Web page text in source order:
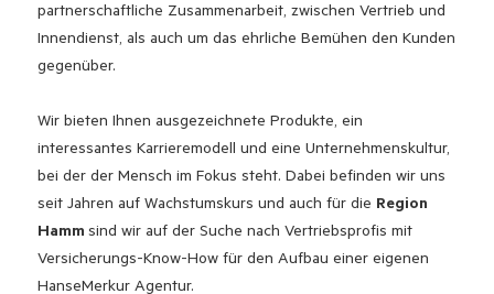
partnerschaftliche Zusammenarbeit, zwischen Vertrieb und
Innendienst, als auch um das ehrliche Bemühen den Kunden
gegenüber.
Wir bieten Ihnen ausgezeichnete Produkte, ein
interessantes Karrieremodell und eine Unternehmenskultur,
bei der der Mensch im Fokus steht. Dabei befinden wir uns
seit Jahren auf Wachstumskurs und auch für die Region
Hamm sind wir auf der Suche nach Vertriebsprofis mit
Versicherungs-Know-How für den Aufbau einer eigenen
HanseMerkur Agentur.